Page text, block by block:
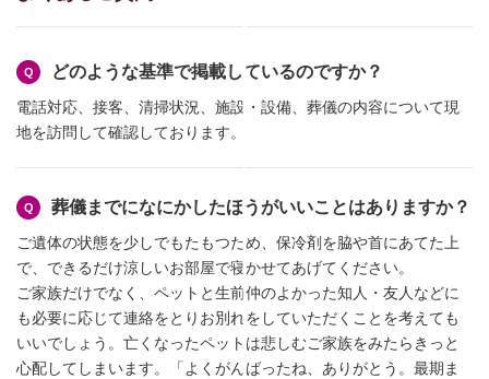
どのような基準で掲載しているのですか？
電話対応、接客、清掃状況、施設・設備、葬儀の内容について現
地を訪問して確認しております。
葬儀までになにかしたほうがいいことはありますか？
ご遺体の状態を少しでもたもつため、保冷剤を脇や首にあてた上
で、できるだけ涼しいお部屋で寝かせてあげてください。
ご家族だけでなく、ペットと生前仲のよかった知人・友人などに
も必要に応じて連絡をとりお別れをしていただくことを考えても
いいでしょう。亡くなったペットは悲しむご家族をみたらきっと
心配してしまいます。「よくがんばったね、ありがとう。最期ま